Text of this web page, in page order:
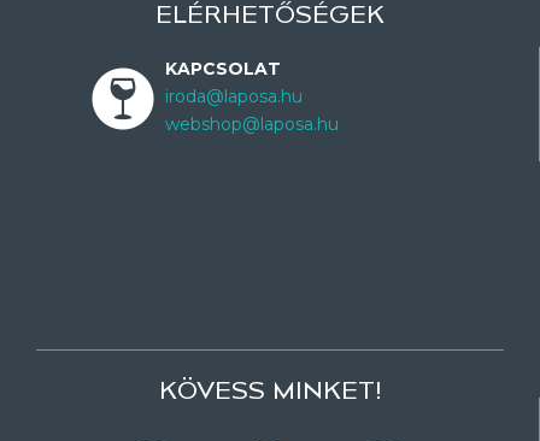
ELÉRHETŐSÉGEK
KAPCSOLAT
iroda@laposa.hu
webshop@laposa.hu
KÖVESS MINKET!